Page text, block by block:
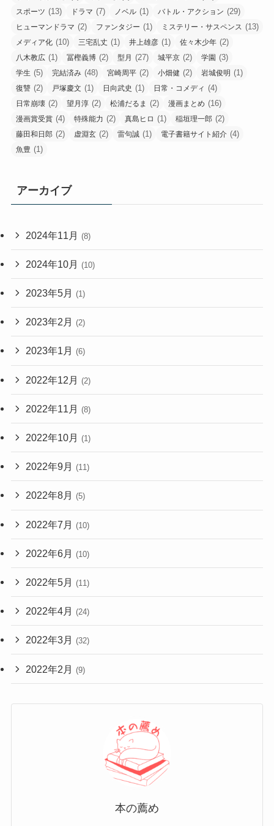
スポーツ (13) ドラマ (7) ノベル (1) バトル・アクション (29)
ヒューマンドラマ (2) ファンタジー (1) ミステリー・サスペンス (13)
メディア化 (10) 三宅乱丈 (1) 井上雄彦 (1) 佐々木少年 (2)
八木教広 (1) 冨樫義博 (2) 型月 (27) 城平京 (2) 学園 (3)
学生 (5) 完結済み (48) 宮崎周平 (2) 小畑健 (2) 岩城俊明 (1)
復讐 (2) 戸塚慶文 (1) 日向武史 (1) 日常・コメディ (4)
日常崩壊 (2) 望月淳 (2) 松浦だるま (2) 漫画まとめ (16)
漫画賞受賞 (4) 特殊能力 (2) 真島ヒロ (1) 稲垣理一郎 (2)
藤田和日郎 (2) 虚淵玄 (2) 雷句誠 (1) 電子書籍サイト紹介 (4)
魚豊 (1)
アーカイブ
2024年11月 (8)
2024年10月 (10)
2023年5月 (1)
2023年2月 (2)
2023年1月 (6)
2022年12月 (2)
2022年11月 (8)
2022年10月 (1)
2022年9月 (11)
2022年8月 (5)
2022年7月 (10)
2022年6月 (10)
2022年5月 (11)
2022年4月 (24)
2022年3月 (32)
2022年2月 (9)
本の薦め